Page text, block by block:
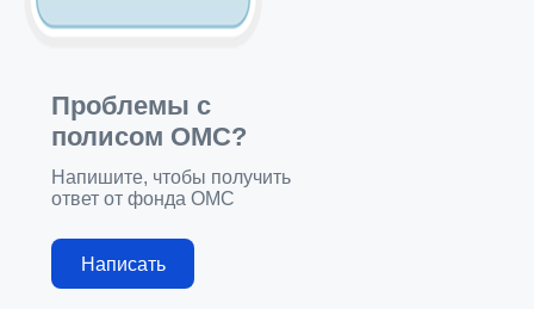
Проблемы с
полисом ОМС?
Напишите, чтобы получить
ответ от фонда ОМС
Написать